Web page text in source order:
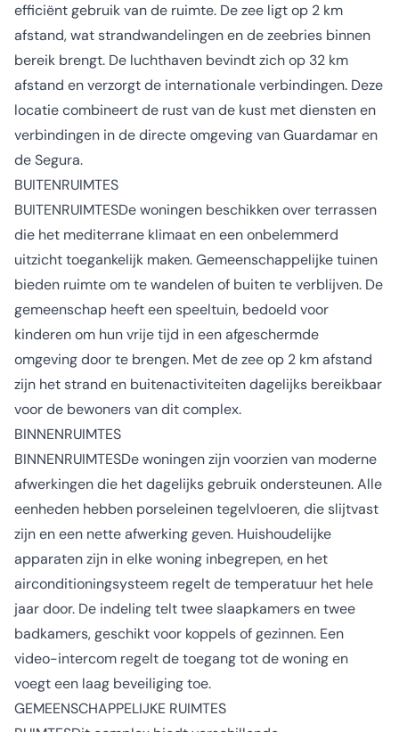
efficiënt gebruik van de ruimte. De zee ligt op 2 km
afstand, wat strandwandelingen en de zeebries binnen
bereik brengt. De luchthaven bevindt zich op 32 km
afstand en verzorgt de internationale verbindingen. Deze
locatie combineert de rust van de kust met diensten en
verbindingen in de directe omgeving van Guardamar en
de Segura.
BUITENRUIMTES
BUITENRUIMTESDe woningen beschikken over terrassen
die het mediterrane klimaat en een onbelemmerd
uitzicht toegankelijk maken. Gemeenschappelijke tuinen
bieden ruimte om te wandelen of buiten te verblijven. De
gemeenschap heeft een speeltuin, bedoeld voor
kinderen om hun vrije tijd in een afgeschermde
omgeving door te brengen. Met de zee op 2 km afstand
zijn het strand en buitenactiviteiten dagelijks bereikbaar
voor de bewoners van dit complex.
BINNENRUIMTES
BINNENRUIMTESDe woningen zijn voorzien van moderne
afwerkingen die het dagelijks gebruik ondersteunen. Alle
eenheden hebben porseleinen tegelvloeren, die slijtvast
zijn en een nette afwerking geven. Huishoudelijke
apparaten zijn in elke woning inbegrepen, en het
airconditioningsysteem regelt de temperatuur het hele
jaar door. De indeling telt twee slaapkamers en twee
badkamers, geschikt voor koppels of gezinnen. Een
video-intercom regelt de toegang tot de woning en
voegt een laag beveiliging toe.
GEMEENSCHAPPELIJKE RUIMTES